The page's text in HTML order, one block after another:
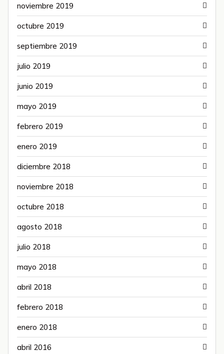
noviembre 2019
octubre 2019
septiembre 2019
julio 2019
junio 2019
mayo 2019
febrero 2019
enero 2019
diciembre 2018
noviembre 2018
octubre 2018
agosto 2018
julio 2018
mayo 2018
abril 2018
febrero 2018
enero 2018
abril 2016